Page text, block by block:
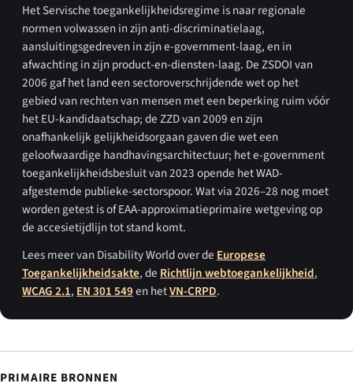
Het Servische toegankelijkheidsregime is naar regionale
normen volwassen in zijn anti-discriminatielaag,
aansluitingsgedreven in zijn e-government-laag, en in
afwachting in zijn product-en-diensten-laag. De ZSDOI van
2006 gaf het land een sectoroverschrijdende wet op het
gebied van rechten van mensen met een beperking ruim vóór
het EU-kandidaatschap; de ZZD van 2009 en zijn
onafhankelijk gelijkheidsorgaan gaven die wet een
geloofwaardige handhavingsarchitectuur; het e-government
toegankelijkheidsbesluit van 2023 opende het WAD-
afgestemde publieke-sectorspoor. Wat via 2026–28 nog moet
worden getest is of EAA-approximatieprimaire wetgeving op
de accesietijdlijn tot stand komt.
Lees meer van Disability World over de Europese
Toegankelijkheidsakte, de Richtlijn webtoegankelijkheid,
WCAG 2.1, EN 301 549en hetVN-CRPD.
PRIMAIRE BRONNEN